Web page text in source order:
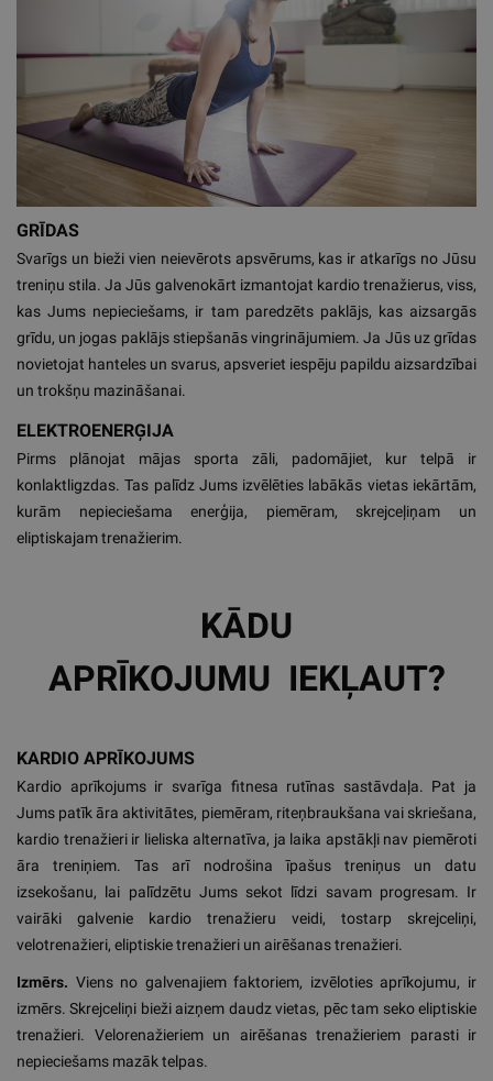
GRĪDAS
Svarīgs un bieži vien neievērots apsvērums, kas ir atkarīgs no Jūsu
treniņu stila. Ja Jūs galvenokārt izmantojat kardio trenažierus, viss,
kas Jums nepieciešams, ir tam paredzēts paklājs, kas aizsargās
grīdu, un jogas paklājs stiepšanās vingrinājumiem. Ja Jūs uz grīdas
novietojat hanteles un svarus, apsveriet iespēju papildu aizsardzībai
un trokšņu mazināšanai.
ELEKTROENERĢIJA
Pirms plānojat mājas sporta zāli, padomājiet, kur telpā ir
konlaktligzdas. Tas palīdz Jums izvēlēties labākās vietas iekārtām,
kurām nepieciešama enerģija, piemēram, skrejceļiņam un
eliptiskajam trenažierim.
KĀDU
APRĪKOJUMU IEKĻAUT?
KARDIO APRĪKOJUMS
Kardio aprīkojums ir svarīga fitnesa rutīnas sastāvdaļa. Pat ja
Jums patīk āra aktivitātes, piemēram, riteņbraukšana vai skriešana,
kardio trenažieri ir lieliska alternatīva, ja laika apstākļi nav piemēroti
āra treniņiem. Tas arī nodrošina īpašus treniņus un datu
izsekošanu, lai palīdzētu Jums sekot līdzi savam progresam. Ir
vairāki galvenie kardio trenažieru veidi, tostarp skrejceliņi,
velotrenažieri, eliptiskie trenažieri un airēšanas trenažieri.
Izmērs. Viens no galvenajiem faktoriem, izvēloties aprīkojumu, ir
izmērs. Skrejceliņi bieži aizņem daudz vietas, pēc tam seko eliptiskie
trenažieri. Velorenažieriem un airēšanas trenažieriem parasti ir
nepieciešams mazāk telpas.